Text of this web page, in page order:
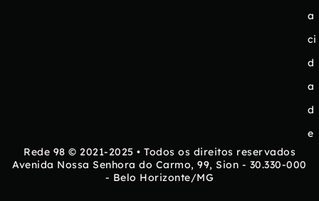
a
ci
d
a
d
e
Rede 98 © 2021-2025 • Todos os direitos reservados
Avenida Nossa Senhora do Carmo, 99, Sion - 30.330-000
- Belo Horizonte/MG